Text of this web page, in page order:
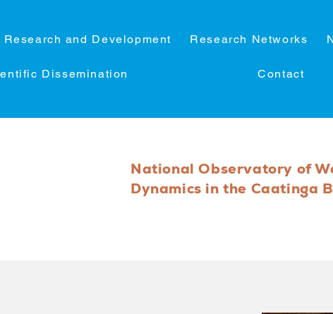
Research and Development Research Networks
Dissemination Contact
National Observatory of
Dynamics in the Caatinga